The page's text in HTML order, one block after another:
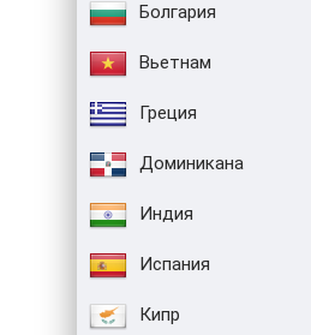
Болгария
Вьетнам
Греция
Доминикана
Индия
Испания
Кипр